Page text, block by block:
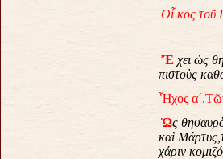
Οἶ κος τοῦ
Ἔ χει ὡς
πιστοὺς
Ἦχος α´.
Ὡς
καὶ Μάρτυς
χάριν